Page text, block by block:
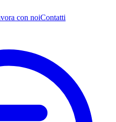
con noiContatti